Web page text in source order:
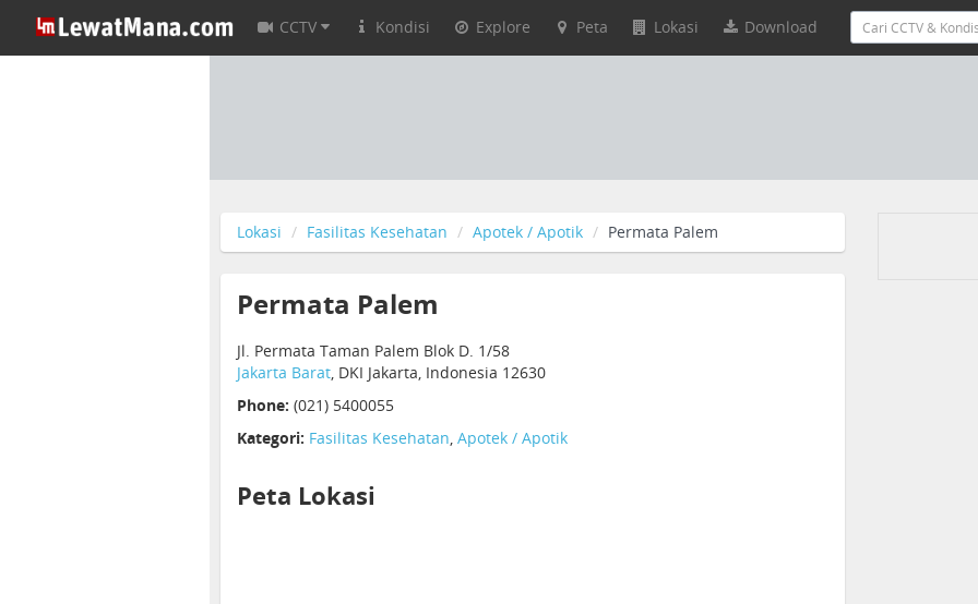
CCTV Kondisi Explore Peta Lokasi Download
Lokasi Fasilitas Kesehatan Apotek / Apotik Permata Palem
Permata Palem
Jl. Permata Taman Palem Blok D. 1/58
Jakarta Barat, DKI Jakarta, Indonesia 12630
Phone: (021) 5400055
Kategori: Fasilitas Kesehatan, Apotek / Apotik
Peta Lokasi